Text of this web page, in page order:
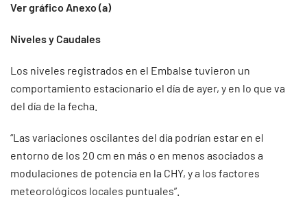
Ver gráfico Anexo (a)
Niveles y Caudales
Los niveles registrados en el Embalse tuvieron un
comportamiento estacionario el día de ayer, y en lo que va
del día de la fecha.
“Las variaciones oscilantes del día podrían estar en el
entorno de los 20 cm en más o en menos asociados a
modulaciones de potencia en la CHY, y a los factores
meteorológicos locales puntuales”.